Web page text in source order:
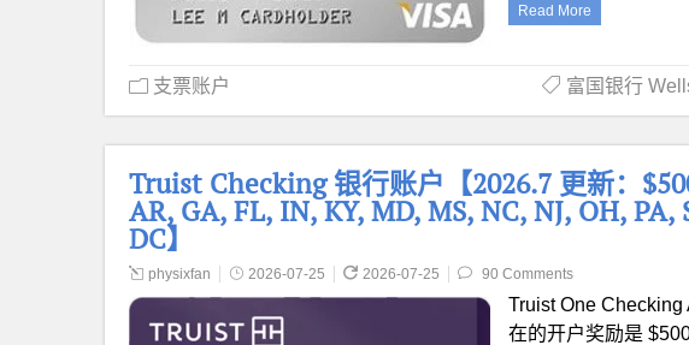
Read More
支票账户 富国银行
Truist Checking 银行账户【2026.7 更新：
AR, GA, FL, IN, KY, MD, MS, NC, NJ, OH,
DC】
physixfan 2026-07-25 2026-07-25 90 Comments
Truist One
在的开户奖励是